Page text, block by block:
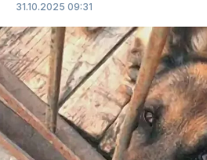
31.10.2025 09:31